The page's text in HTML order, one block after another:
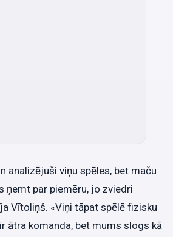
analizējuši viņu spēles, bet maču
ņemt par piemēru, jo zviedri
Vītoliņš. «Viņi tāpat spēlē fizisku
ātra komanda, bet mums slogs kā